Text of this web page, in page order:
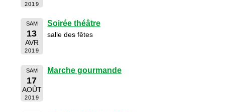
2019
SAM
13
AVR
2019
Soirée théâtre
salle des fêtes
SAM
17
AOÛT
2019
Marche gourmande